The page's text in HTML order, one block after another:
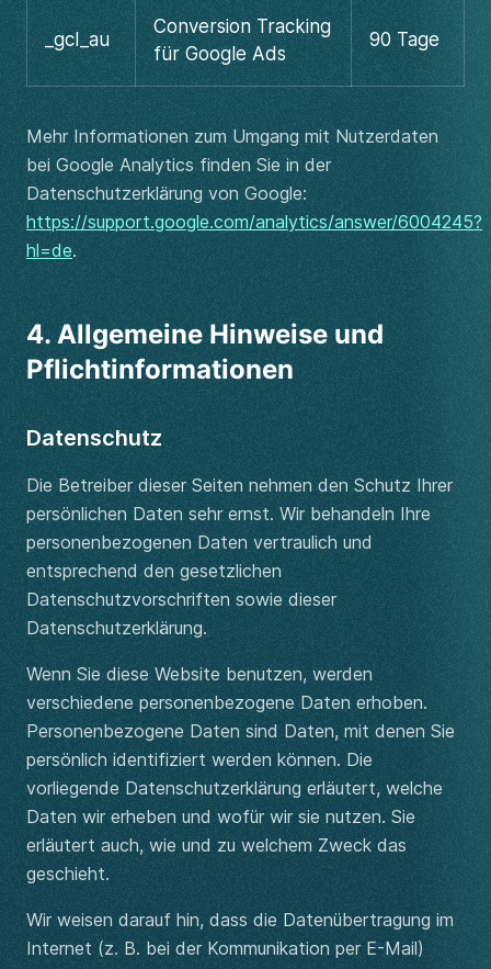
_gcl_au
Conversion Tracking
für Google Ads
90 Tage
Mehr Informationen zum Umgang mit Nutzerdaten
bei Google Analytics finden Sie in der
Datenschutzerklärung von Google:
https://support.google.com/analytics/answer/6004245?
hl=de.
4. Allgemeine Hinweise und
Pflichtinformationen
Datenschutz
Die Betreiber dieser Seiten nehmen den Schutz Ihrer
persönlichen Daten sehr ernst. Wir behandeln Ihre
personenbezogenen Daten vertraulich und
entsprechend den gesetzlichen
Datenschutzvorschriften sowie dieser
Datenschutzerklärung.
Wenn Sie diese Website benutzen, werden
verschiedene personenbezogene Daten erhoben.
Personenbezogene Daten sind Daten, mit denen Sie
persönlich identifiziert werden können. Die
vorliegende Datenschutzerklärung erläutert, welche
Daten wir erheben und wofür wir sie nutzen. Sie
erläutert auch, wie und zu welchem Zweck das
geschieht.
Wir weisen darauf hin, dass die Datenübertragung im
Internet (z. B. bei der Kommunikation per E-Mail)